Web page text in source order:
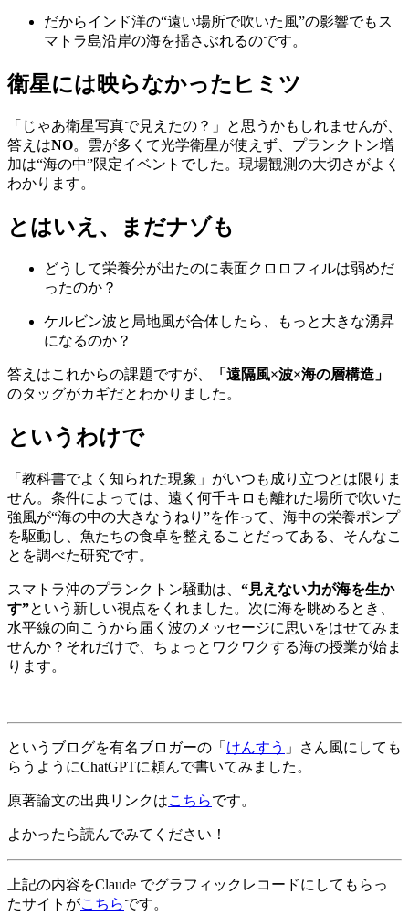
だからインド洋の“遠い場所で吹いた風”の影響でもス
マトラ島沿岸の海を揺さぶれるのです。
衛星には映らなかったヒミツ
「じゃあ衛星写真で見えたの？」と思うかもしれませんが、
答えはNO。雲が多くて光学衛星が使えず、プランクトン増
加は“海の中”限定イベントでした。現場観測の大切さがよく
わかります。
とはいえ、まだナゾも
どうして栄養分が出たのに表面クロロフィルは弱めだ
ったのか？
ケルビン波と局地風が合体したら、もっと大きな湧昇
になるのか？
答えはこれからの課題ですが、
「遠隔風×波×海の層構造」
のタッグがカギだとわかりました。
というわけで
「教科書でよく知られた現象」がいつも成り立つとは限りま
せん。条件によっては、遠く何千キロも離れた場所で吹いた
強風が“海の中の大きなうねり”を作って、海中の栄養ポンプ
を駆動し、魚たちの食卓を整えることだってある、そんなこ
とを調べた研究です。
スマトラ沖のプランクトン騒動は、 “見えない力が海を生か
す”という新しい視点をくれました。次に海を眺めるとき、
水平線の向こうから届く波のメッセージに思いをはせてみま
せんか？それだけで、ちょっとワクワクする海の授業が始ま
ります。
というブログを有名ブロガーの「 けんすう 」さん風にしても
らうようにChatGPTに頼んで書いてみました。
原著論文の出典リンクはこちらです。
よかったら読んでみてください！
上記の内容をClaude でグラフィックレコードにしてもらっ
たサイトがこちらです。